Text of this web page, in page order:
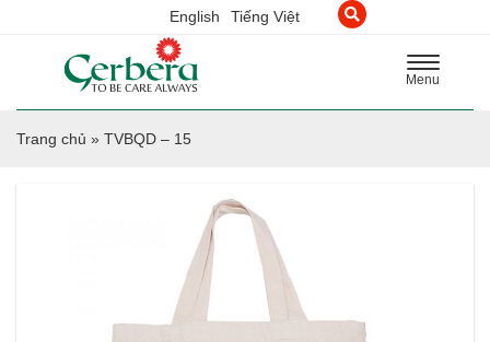
English Tiếng Việt
Toggle
navigation
Menu
Trang chủ » TVBQD – 15